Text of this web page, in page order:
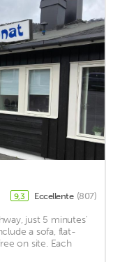
9,3 Eccellente (807)
just 5 minutes'
a sofa, flat-
on site. Each